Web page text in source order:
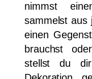
nimmst
sammelst aus
einen
brauchst
stellst du